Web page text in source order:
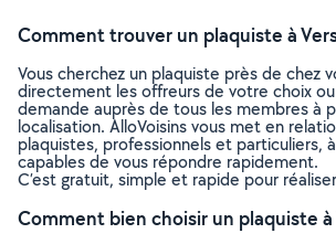
Comment trouver un plaquiste à
Vous cherchez un plaquiste près de chez
directement les offreurs de votre choix
demande auprès de tous les membres à
localisation. AlloVoisins vous met en
plaquistes, professionnels et particuliers,
capables de vous répondre rapidement.
C’est gratuit, simple et rapide pour
Comment bien choisir un plaquiste à